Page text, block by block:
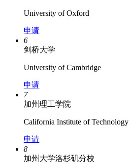
University of Oxford
申请
6
剑桥大学
University of Cambridge
申请
7
加州理工学院
California Institute of Technology
申请
8
加州大学洛杉矶分校